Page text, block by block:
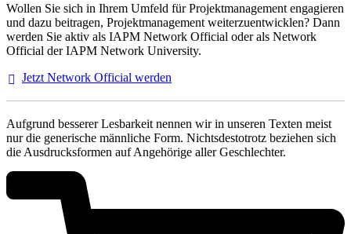
Wollen Sie sich in Ihrem Umfeld für Projektmanagement engagieren
und dazu beitragen, Projektmanagement weiterzuentwicklen? Dann
werden Sie aktiv als IAPM Network Official oder als Network
Official der IAPM Network University.
Jetzt Network Official werden
Aufgrund besserer Lesbarkeit nennen wir in unseren Texten meist
nur die generische männliche Form. Nichtsdestotrotz beziehen sich
die Ausdrucksformen auf Angehörige aller Geschlechter.